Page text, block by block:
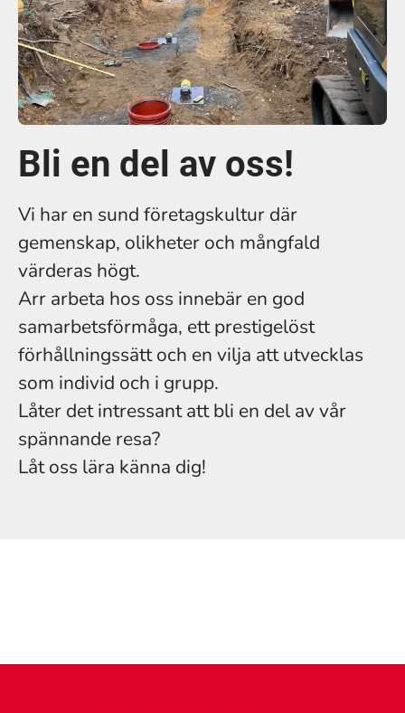
Bli en del av oss!
Vi har en sund företagskultur där
gemenskap, olikheter och mångfald
värderas högt.
Arr arbeta hos oss innebär en god
samarbetsförmåga, ett prestigelöst
förhållningssätt och en vilja att utvecklas
som individ och i grupp.
Låter det intressant att bli en del av vår
spännande resa?
Låt oss lära känna dig!